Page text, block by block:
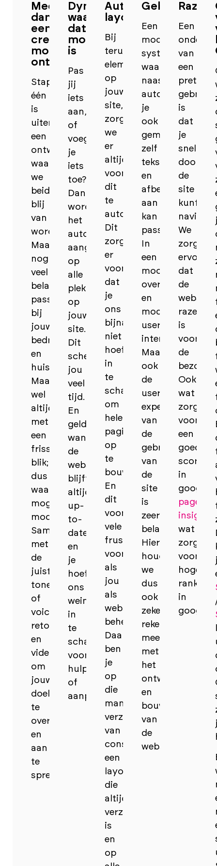
Meer
dan
een
creatief,
mooi
ontwerp
Stap
één
is
uiteraard
een
ontwerp
waar
we
beide
blij
van
worden.
Maar
nog
veel
belangrijker:
passend
bij
jouw
bedrijf
en
huisstijl.
Maar
wel
altijd
met
een
frisse
blik;
dus
waar
mogelijk
moderniseren.
Samen
met
de
juiste
tone
of
voice,
retoriek
en
video/fotografie
om
jouw
doelgroep
te
overtuigen
en
aan
te
spreken.
Dynamisch
waar
dat
mogelijk
is
Pas
jij
iets
aan,
of
voeg
je
iets
toe?
Dan
wordt
het
automatisch
aangepast
op
alle
plekken
op
jouw
site.
Dit
scheelt
jou
veel
tijd.
En
geld,
want
de
website
blijft
altijd
up-
to-
date
en
je
hoeft
ons
weinig
in
te
schakelen
voor
hulp
of
aanpassingen.
Automatische
layouts
Bij
terugkerende
elementen
op
jouw
site,
zorgen
we
er
altijd
voor
dit
te
automatiseren.
Dit
zorgt
er
voor
dat
je
ons
bijna
niet
hoeft
in
te
schakelen
om
hele
pagina’s
op
te
bouwen.
En
dit
voorkomt
vele
frustraties
voor
als
jou
als
website
beheerder.
Daarnaast
ben
je
op
die
manier
verzekerd
van
consistentie,
een
layout
die
altijd
verzorgd
is
en
op
Een
modern
systeem,
waarbij
naast
automatisering
je
ook
gemakkelijk
zelf
teksten
en
afbeeldingen
aan
kan
passen.
In
een
mooi,
overzichtelijk
en
modern
user
interface.
Maar
ook
de
user-
experience
van
de
gebruiker
van
de
site
is
zeer
belangrijk!
Hier
houden
we
dus
ook
zeker
rekening
mee
met
het
ontwerpen
en
bouwen
van
de
website.
Een
van
een
prettige
is
dat
je
snel
door
de
site
kunt
We
zorgen
ervoor
dat
de
website
is
voor
de
Ook
wat
zorgt
voor
een
goede
score
in
google
insights
,
wat
zorgt
voor
hoge
ranking
in
google.